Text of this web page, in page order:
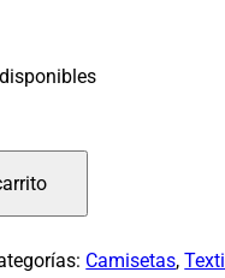
Camisetas,Textil